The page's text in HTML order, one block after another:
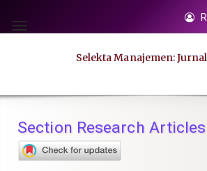
jump
Main
Main
Content
Toggle
Selekta Manajemen:
Section Research Articles